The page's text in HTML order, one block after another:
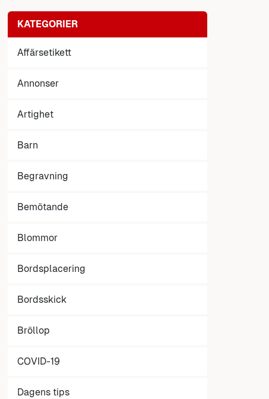
KATEGORIER
Affärsetikett
Annonser
Artighet
Barn
Begravning
Bemötande
Blommor
Bordsplacering
Bordsskick
Bröllop
COVID-19
Dagens tips